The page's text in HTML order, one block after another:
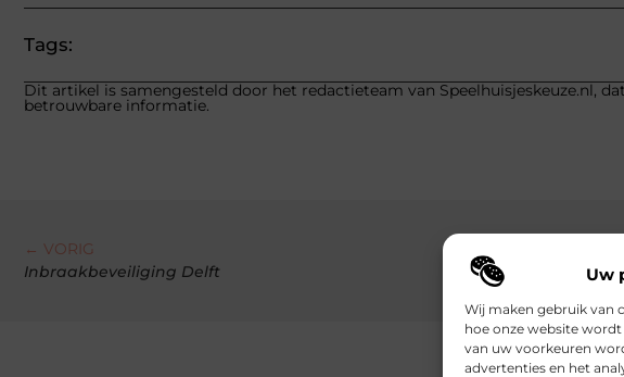
Uw
Wij maken gebruik van
hoe onze website
van uw voorkeuren
advertenties en het
Tags:
Dit artikel is samengesteld door het redactieteam van Speelhuisjeskeuze.nl,
betrouwbare informatie.
← VORIG
Inbraakbeveiliging Delft